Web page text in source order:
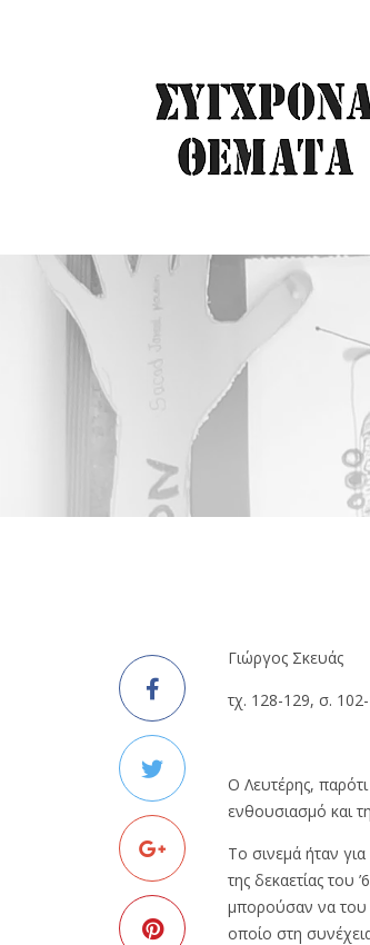
Γιώργος Σκευάς
τχ. 128-129, σ.
Ο Λευτέρης,
ενθουσιασμό και
Το σινεμά ήταν
της δεκαετίας
μπορούσαν να του
οποίο στη